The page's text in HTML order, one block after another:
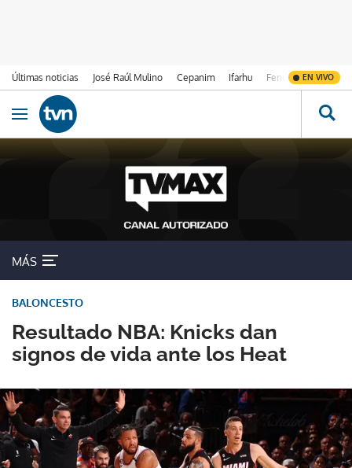
Últimas noticias José Raúl Mulino Cepanim Ifarhu Fenómeno de El
EN VIVO
Ir al contenido
Obrir navegació
MÁS
Resultado NBA: Knicks dan
signos de vida ante los Heat
BALONCESTO